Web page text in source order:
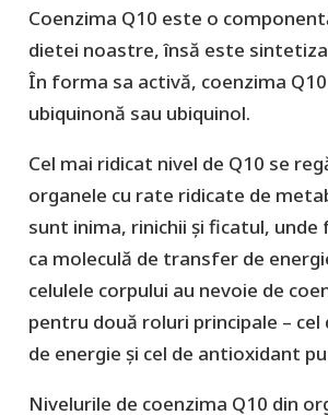
Coenzima Q10 este o
dietei noastre, însă este
În forma sa activă, coenzima
ubiquinonă sau ubiquinol.
Cel mai ridicat nivel de Q10 se
organele cu rate ridicate de
sunt inima, rinichii și ficatul, unde
ca moleculă de transfer de
celulele corpului au nevoie de
pentru două roluri principale – cel
de energie și cel de antioxidant
Nivelurile de coenzima Q10 din